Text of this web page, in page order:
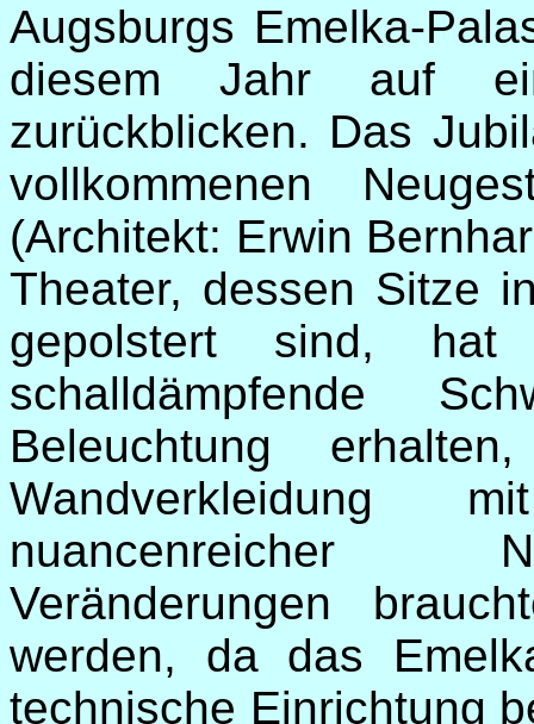
Augsburgs Emelka-
diesem Jahr auf
zurückblicken. Das
vollkommenen
(Architekt: Erwin
Theater, dessen Sitze
gepolstert sind, hat
schalldämpfende
Beleuchtung
Wandverkleidung
nuancenreicher
Veränderungen
werden, da das
technische Einrichtung